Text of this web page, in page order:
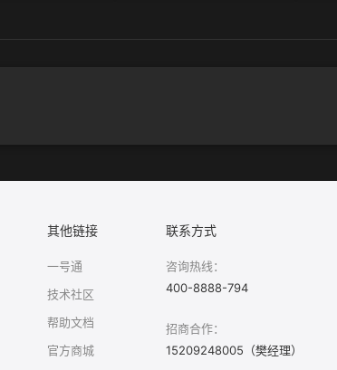
其他链接
一号通
技术社区
帮助文档
官方商城
联系方式
咨询热线：
400-8888-794
招商合作：
15209248005（樊经理）